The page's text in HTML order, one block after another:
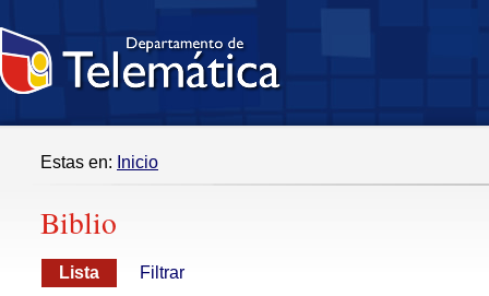
Estas en: Inicio
Biblio
Lista Filtrar